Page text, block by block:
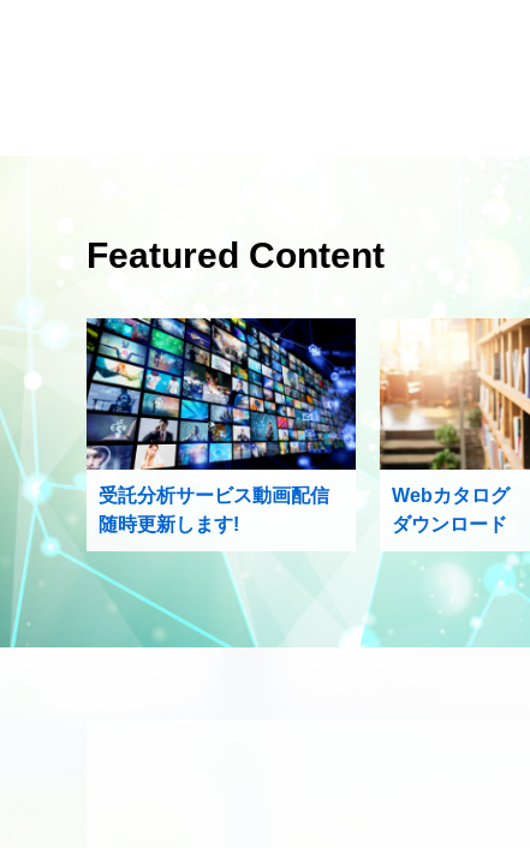
Featured Content
受託分析サービス動画配信
随時更新します!
Webカタログ
ダウンロード